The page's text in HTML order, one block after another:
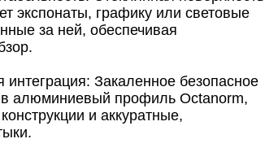
экспонаты, графику или световые
за ней, обеспечивая
интеграция: Закаленное безопасное
в алюминиевый профиль Octanorm,
и аккуратные,